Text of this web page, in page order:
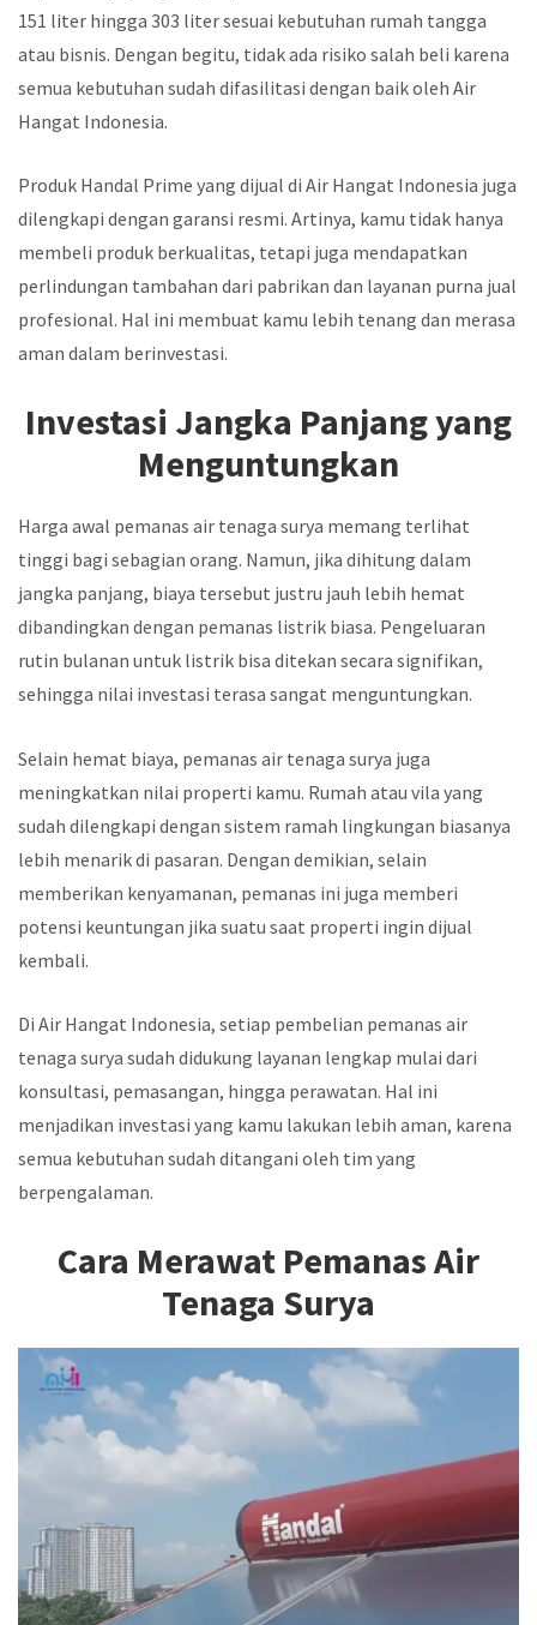
151 liter hingga 303 liter sesuai kebutuhan rumah tangga
atau bisnis. Dengan begitu, tidak ada risiko salah beli karena
semua kebutuhan sudah difasilitasi dengan baik oleh Air
Hangat Indonesia.
Produk Handal Prime yang dijual di Air Hangat Indonesia juga
dilengkapi dengan garansi resmi. Artinya, kamu tidak hanya
membeli produk berkualitas, tetapi juga mendapatkan
perlindungan tambahan dari pabrikan dan layanan purna jual
profesional. Hal ini membuat kamu lebih tenang dan merasa
aman dalam berinvestasi.
Investasi Jangka Panjang yang
Menguntungkan
Harga awal pemanas air tenaga surya memang terlihat
tinggi bagi sebagian orang. Namun, jika dihitung dalam
jangka panjang, biaya tersebut justru jauh lebih hemat
dibandingkan dengan pemanas listrik biasa. Pengeluaran
rutin bulanan untuk listrik bisa ditekan secara signifikan,
sehingga nilai investasi terasa sangat menguntungkan.
Selain hemat biaya, pemanas air tenaga surya juga
meningkatkan nilai properti kamu. Rumah atau vila yang
sudah dilengkapi dengan sistem ramah lingkungan biasanya
lebih menarik di pasaran. Dengan demikian, selain
memberikan kenyamanan, pemanas ini juga memberi
potensi keuntungan jika suatu saat properti ingin dijual
kembali.
Di Air Hangat Indonesia, setiap pembelian pemanas air
tenaga surya sudah didukung layanan lengkap mulai dari
konsultasi, pemasangan, hingga perawatan. Hal ini
menjadikan investasi yang kamu lakukan lebih aman, karena
semua kebutuhan sudah ditangani oleh tim yang
berpengalaman.
Cara Merawat Pemanas Air
Tenaga Surya